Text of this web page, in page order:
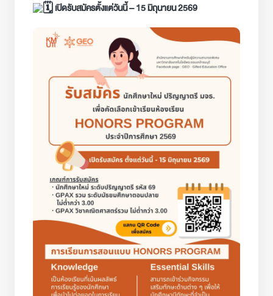
เปิดรับสมัครตั้งแต่วันนี้ – 15 มิถุนายน 2569